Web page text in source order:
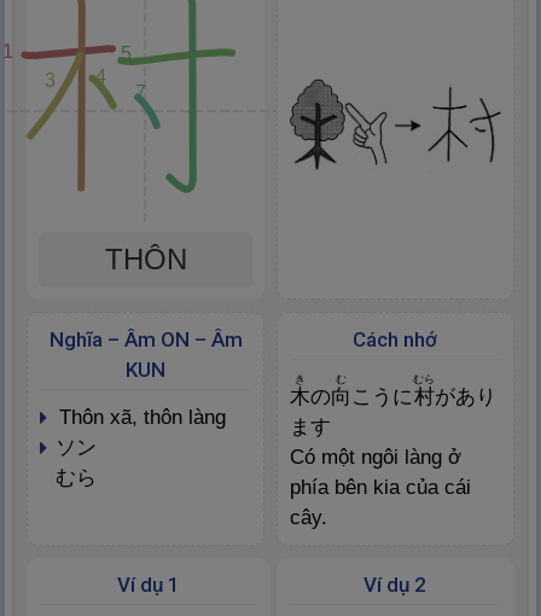
1
3 4
5
7
THÔN
Cách nhớ
木
き
の向
Nghĩa: Ngoảnh về, hướng về,
nhằm vào
む
こうに村
むら
があり
ます
Có một ngôi làng ở
phía bên kia của cái
cây.
Nghĩa – Âm ON – Âm
KUN
thôn xã, thôn làng
ソン
むら
Ví dụ 1 Ví dụ 2